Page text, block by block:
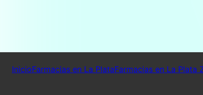
InicioFarmacias en La PlataFarmacias en La Plata